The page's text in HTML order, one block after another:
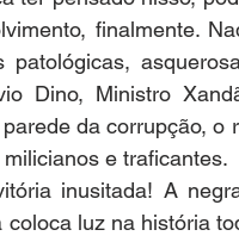
finalmente.
patológicas,
Dino, Ministro
da corrupção,
e traficantes.
inusitada! A
coloca luz na história